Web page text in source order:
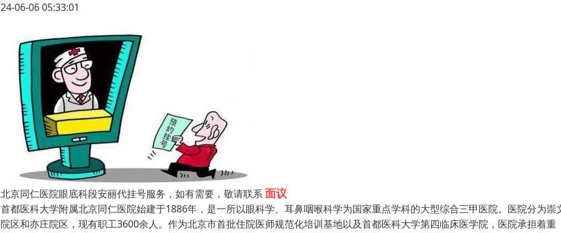
24-06-06 05:33:01
北京同仁医院眼底科段安丽代挂号服务，如有需要，敬请联系面议
首都医科大学附属北京同仁医院始建于1886年，是一所以眼科学、耳鼻咽喉科学为国家重点学科的大型综合三甲医院。医院分为崇
院区和亦庄院区，现有职工3600余人。作为北京市首批住院医师规范化培训基地以及首都医科大学第四临床医学院，医院承担着重